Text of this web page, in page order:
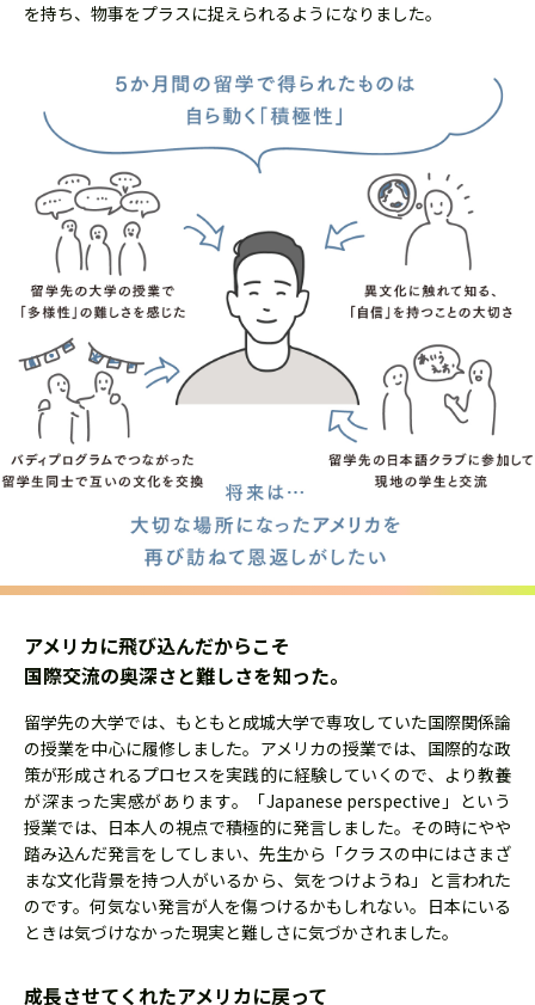
を持ち、物事をプラスに捉えられるようになりました。
アメリカに飛び込んだからこそ
国際交流の奥深さと難しさを知った。
留学先の大学では、もともと成城大学で専攻していた国際関係論
の授業を中心に履修しました。アメリカの授業では、国際的な政
策が形成されるプロセスを実践的に経験していくので、より教養
が深まった実感があります。「Japanese perspective」という
授業では、日本人の視点で積極的に発言しました。その時にやや
踏み込んだ発言をしてしまい、先生から「クラスの中にはさまざ
まな文化背景を持つ人がいるから、気をつけようね」と言われた
のです。何気ない発言が人を傷つけるかもしれない。日本にいる
ときは気づけなかった現実と難しさに気づかされました。
成長させてくれたアメリカに戻って